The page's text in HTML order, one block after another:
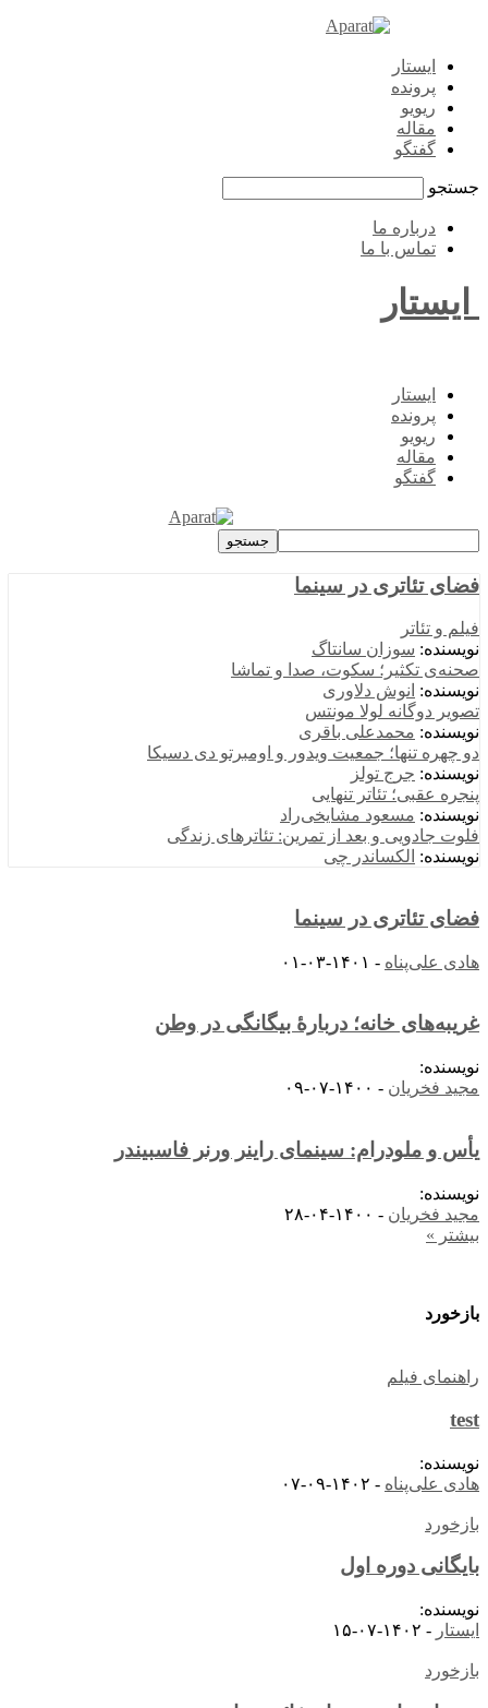
ایستار
پرونده
ریویو
مقاله
گفتگو
جستجو
درباره ما
تماس با ما
ایستار
ایستار
پرونده
ریویو
مقاله
گفتگو
فضای تئاتری در سینما
فیلم و تئاتر
نویسنده: سوزان سانتاگ
صحنه‌ی تکثیر؛ سکوت، صدا و تماشا
نویسنده: انوش دلاوری
تصویر دوگانه لولا مونتس
نویسنده: محمدعلی باقری
دو چهره تنها؛ جمعیت ویدور و اومبرتو دی دسیکا
نویسنده: جرج تولز
پنجره عقبی؛ تئاتر تنهایی
نویسنده: مسعود مشایخی‌راد
فلوت جادویی و بعد از تمرین: تئاترهای زندگی
نویسنده: الکساندر چی
فضای تئاتری در سینما
هادی علی‌پناه - ۱۴۰۱-۰۳-۰۱
غریبه‌های خانه؛ دربارۀ بیگانگی در وطن
نویسنده:
مجید فخریان - ۱۴۰۰-۰۷-۰۹
یأس و ملودرام: سینمای راینر ورنر فاسبیندر
نویسنده:
مجید فخریان - ۱۴۰۰-۰۴-۲۸
بیشتر »
بازخورد
راهنمای فیلم
test
نویسنده:
هادی علی‌پناه - ۱۴۰۲-۰۹-۰۷
بازخورد
بایگانی دوره اول
نویسنده:
ایستار - ۱۴۰۲-۰۷-۱۵
بازخورد